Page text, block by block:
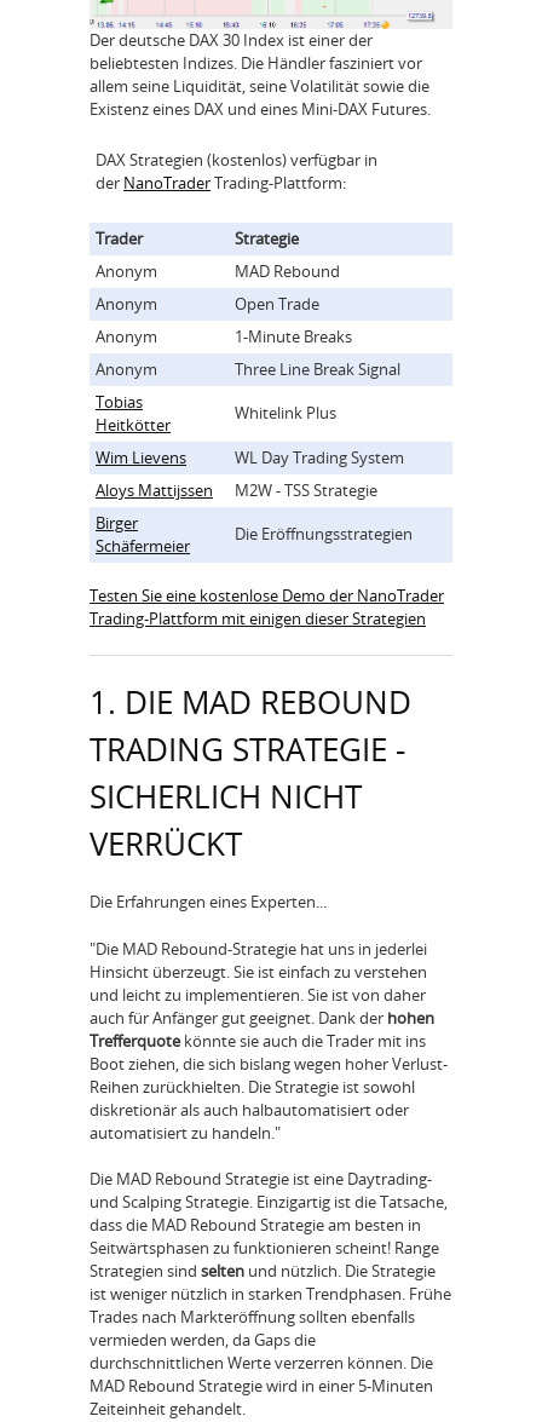
Der deutsche DAX 30 Index ist einer der
beliebtesten Indizes. Die Händler fasziniert vor
allem seine Liquidität, seine Volatilität sowie die
Existenz eines DAX und eines Mini-DAX Futures.
DAX Strategien (kostenlos) verfügbar in
der NanoTraderTrading-Plattform:
Trader
Strategie
Anonym
MAD Rebound
Anonym
Open Trade
Anonym
1-Minute Breaks
Anonym
Three Line Break Signal
Tobias
Heitkötter
Whitelink Plus
Wim Lievens
WL Day Trading System
Aloys Mattijssen
M2W - TSS Strategie
Birger
Schäfermeier
Die Eröffnungsstrategien
Testen Sie eine kostenlose Demo der NanoTrader
Trading-Plattform mit einigen dieser Strategien
1. DIE MAD REBOUND
TRADING STRATEGIE -
SICHERLICH NICHT
VERRÜCKT
Die Erfahrungen eines Experten...
"Die MAD Rebound-Strategie hat uns in jederlei
Hinsicht überzeugt. Sie ist einfach zu verstehen
und leicht zu implementieren. Sie ist von daher
auch für Anfänger gut geeignet. Dank der hohen
Trefferquotekönnte sie auch die Trader mit ins
Boot ziehen, die sich bislang wegen hoher Verlust-
Reihen zurückhielten. Die Strategie ist sowohl
diskretionär als auch halbautomatisiert oder
automatisiert zu handeln."
Die MAD Rebound Strategie ist eine Daytrading-
und Scalping Strategie. Einzigartig ist die Tatsache,
dass die MAD Rebound Strategie am besten in
Seitwärtsphasen zu funktionieren scheint! Range
Strategien sind selten und nützlich. Die Strategie
ist weniger nützlich in starken Trendphasen. Frühe
Trades nach Markteröffnung sollten ebenfalls
vermieden werden, da Gaps die
durchschnittlichen Werte verzerren können. Die
MAD Rebound Strategie wird in einer 5-Minuten
Zeiteinheit gehandelt.